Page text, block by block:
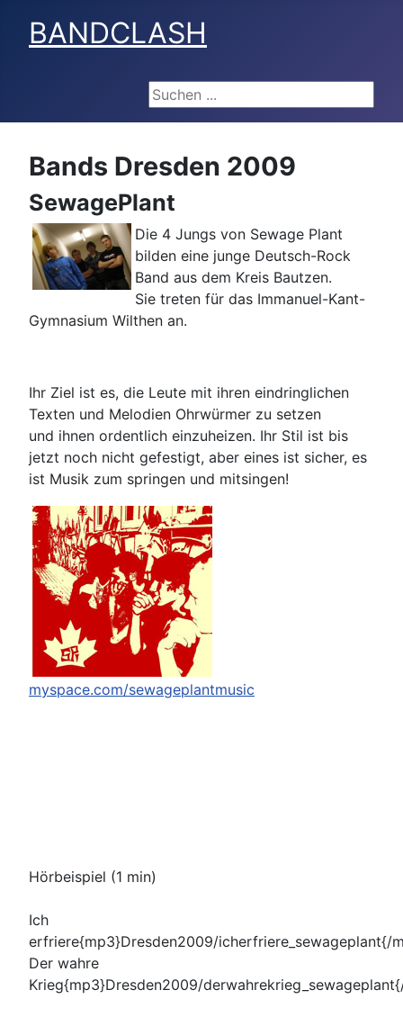
BANDCLASH
Suchen ...
Bands Dresden 2009
SewagePlant
Die 4 Jungs von Sewage Plant
bilden eine junge Deutsch-Rock
Band aus dem Kreis Bautzen.
Sie treten für das Immanuel-Kant-
Gymnasium Wilthen an.
Ihr Ziel ist es, die Leute mit ihren eindringlichen
Texten und Melodien Ohrwürmer zu setzen
und ihnen ordentlich einzuheizen. Ihr Stil ist bis
jetzt noch nicht gefestigt, aber eines ist sicher, es
ist Musik zum springen und mitsingen!
myspace.com/sewageplantmusic
Hörbeispiel (1 min)
Ich
erfriere{mp3}Dresden2009/icherfriere_sewageplant{/
Der wahre
Krieg{mp3}Dresden2009/